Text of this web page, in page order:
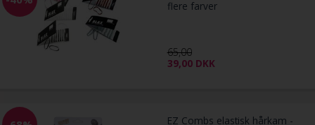
flere farver
65,00
39,00 DKK
EZ Combs elastisk hårkam -